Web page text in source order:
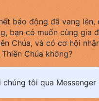
xuất hiện ở phía
phạt!”(Những lời của
Đức Chúa Trời).
Trời Toàn Năng,
Trời ra, ai có thể
báo động đã vang lên,
bạn có muốn cùng gia
Chúa, và có cơ hội
Chúa không?
chúng tôi qua Messenger